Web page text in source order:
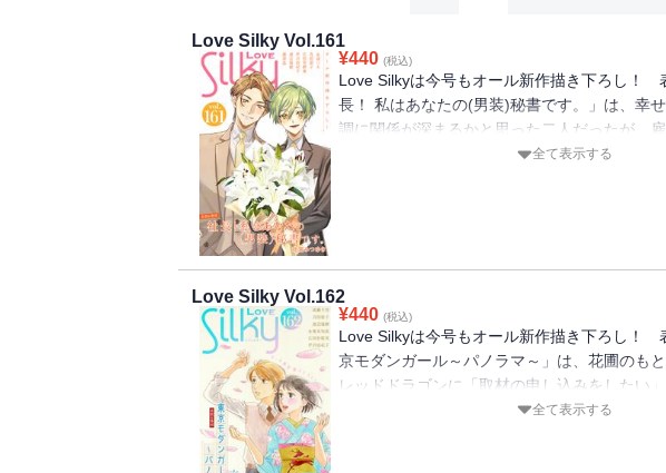
Love Silky Vol.161
¥440 (税込)
Love Silkyは今号もオール新作描き下ろし！
長！ 私はあなたの(男装)秘書です。」は、幸
調に関係が深まるかと思った二人だったが、
このまま秘書を続けることはできないのでは
君と結婚願望あり過ぎちゃんの恋」は、告白
動揺する玲に「見せたいものがある」と拓海は
――!?「荒川秘書の恋の憂鬱」は、救急車を呼
る荒川秘書の横で、咲也がのんきな声を出し
――・・・。「私は頭が悪いけど」は、亜里沙
全て表示する
Love Silky Vol.162
¥440 (税込)
Love Silkyは今号もオール新作描き下ろし！
京モダンガール～パノラマ～」は、花圃のも
レッドドラゴンに「取材の申し込みをしたい
ねてきて・・・!?「私は頭が悪いけど」は、亜
全て表示する